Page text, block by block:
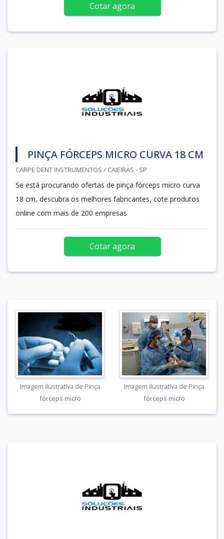
Cotar agora
PINÇA FÓRCEPS MICRO CURVA 18 CM
CARPE DENT INSTRUMENTOS / CAIEIRAS - SP
Se está procurando ofertas de pinça fórceps micro curva
18 cm, descubra os melhores fabricantes, cote produtos
online com mais de 200 empresas
Cotar agora
Imagem ilustrativa de Pinça
fórceps micro
Imagem ilustrativa de Pinça
fórceps micro